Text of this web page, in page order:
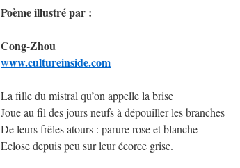
Poème illustré par :
Cong-Zhou
www.cultureinside.com
La fille du mistral qu’on appelle la brise
Joue au fil des jours neufs à dépouiller les branches
De leurs frêles atours : parure rose et blanche
Eclose depuis peu sur leur écorce grise.